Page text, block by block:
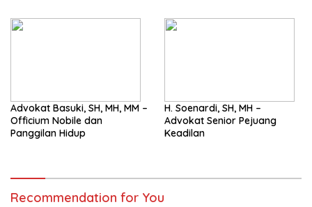
Advokat Basuki, SH, MH, MM –
Officium Nobile dan
Panggilan Hidup
H. Soenardi, SH, MH –
Advokat Senior Pejuang
Keadilan
Recommendation for You